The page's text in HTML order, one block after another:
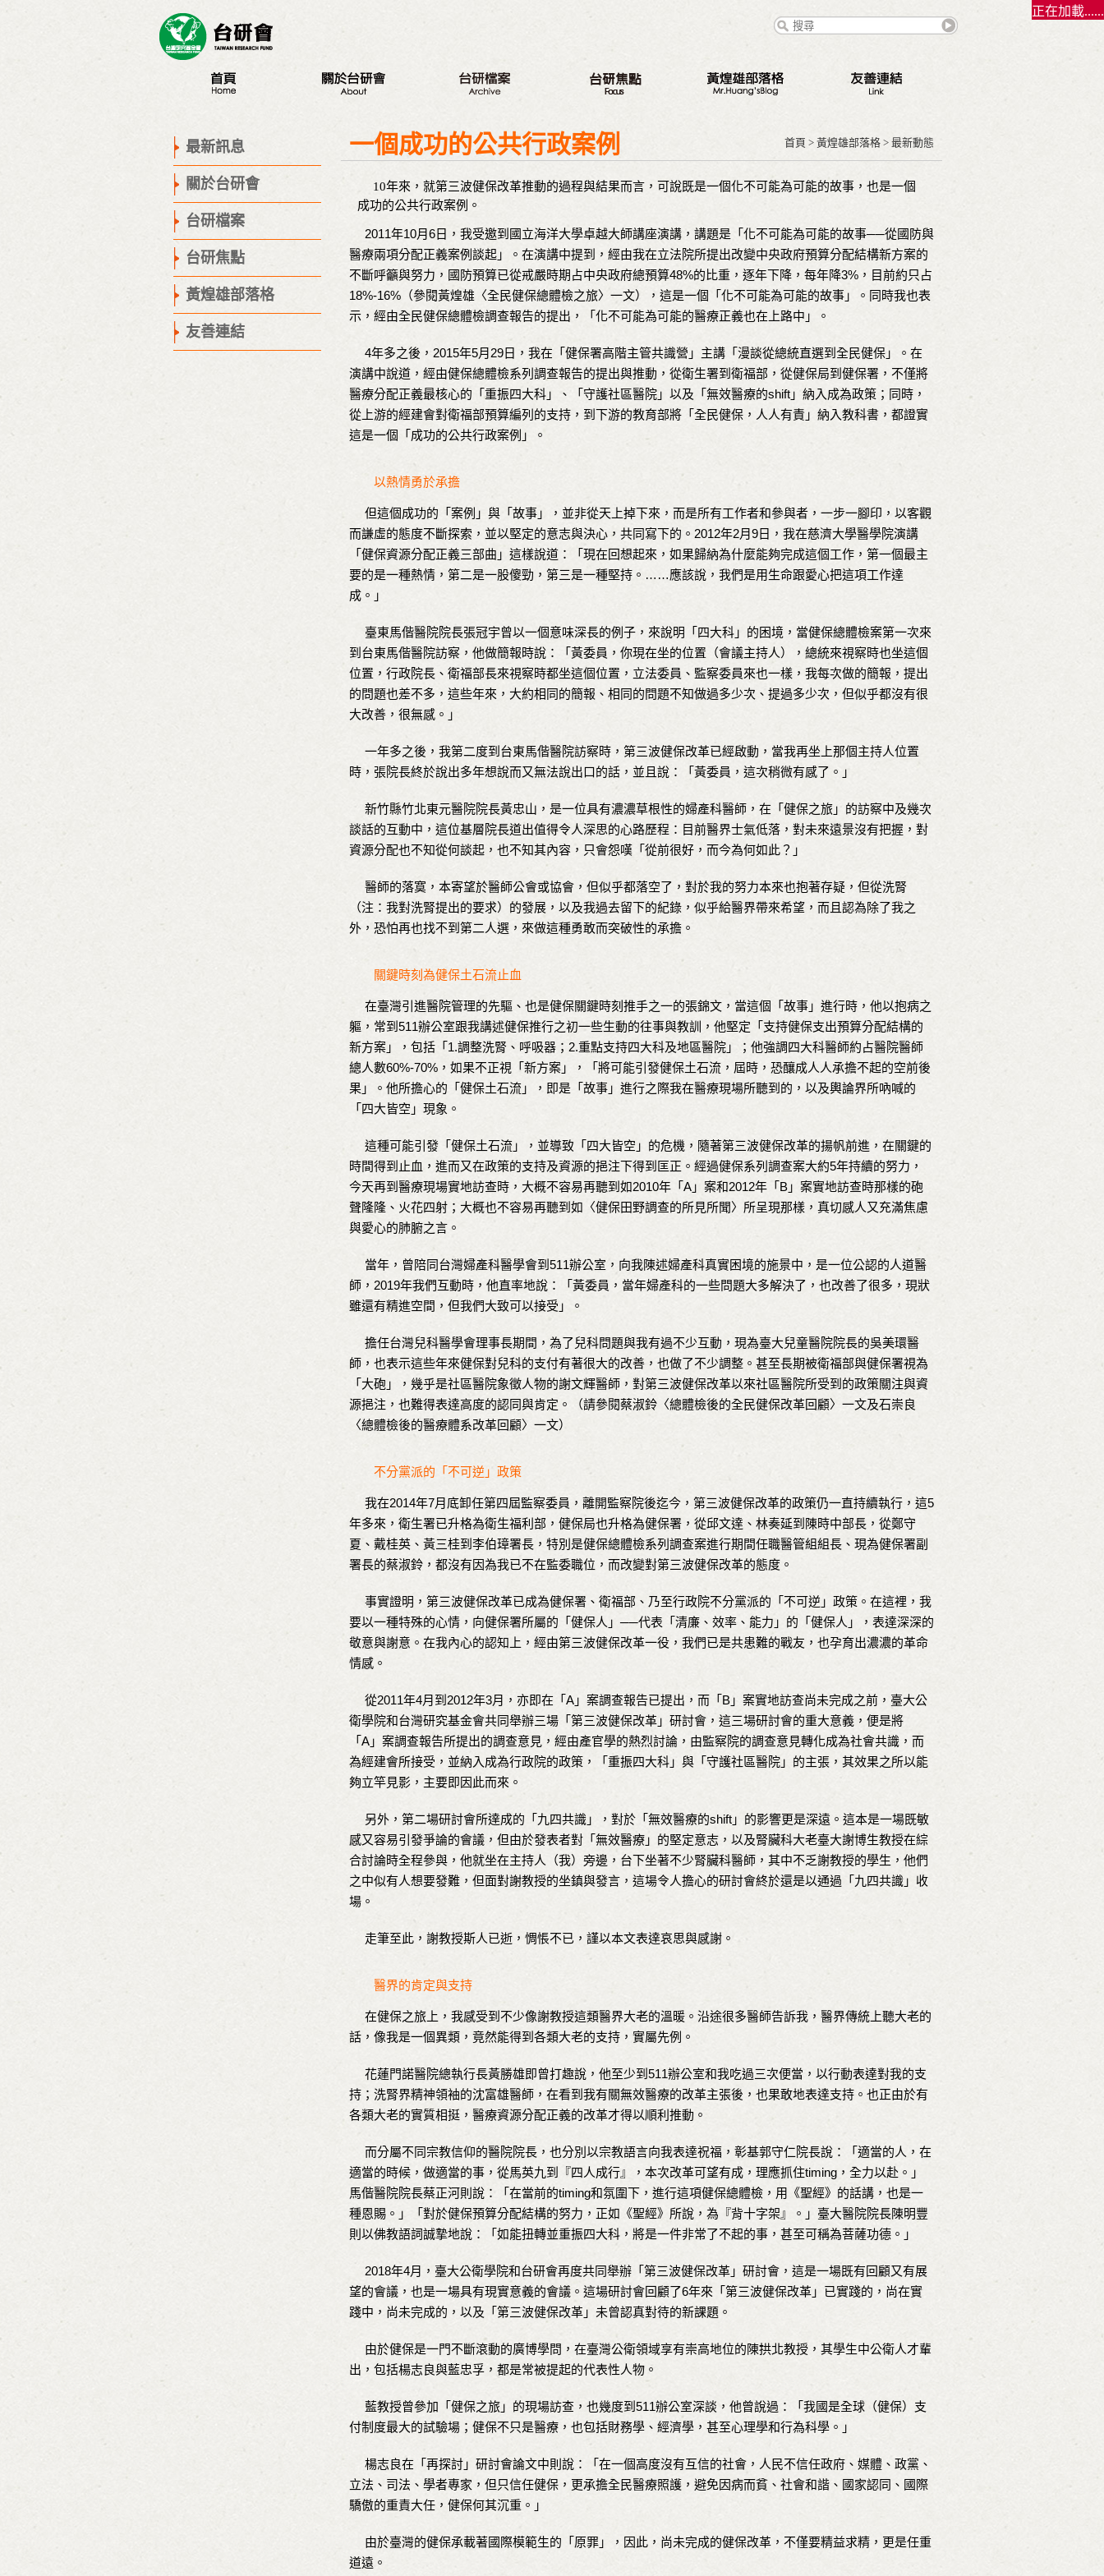
正在加載......
董事會
台研會週年活動
蔣渭水紀念活動
研討會
座談會
營隊
出版品
三代台灣人
三大調查案
從政之路
選舉記錄
與戈巴契夫之緣
最新訊息
關於台研會
台研檔案
台研焦點
黃煌雄部落格
友善連結
一個成功的公共行政案例 首頁 > 黃煌雄部落格 > 最新動態
10年來，就第三波健保改革推動的過程與結果而言，可說既是一個化不可能為可能的故事，也是一個
成功的公共行政案例。
2011年10月6日，我受邀到國立海洋大學卓越大師講座演講，講題是「化不可能為可能的故事──從國防與
醫療兩項分配正義案例談起」。在演講中提到，經由我在立法院所提出改變中央政府預算分配結構新方案的
不斷呼籲與努力，國防預算已從戒嚴時期占中央政府總預算48%的比重，逐年下降，每年降3%，目前約只占
18%-16%（參閱黃煌雄〈全民健保總體檢之旅〉一文），這是一個「化不可能為可能的故事」。同時我也表
示，經由全民健保總體檢調查報告的提出，「化不可能為可能的醫療正義也在上路中」。
4年多之後，2015年5月29日，我在「健保署高階主管共識營」主講「漫談從總統直選到全民健保」。在
演講中說道，經由健保總體檢系列調查報告的提出與推動，從衛生署到衛福部，從健保局到健保署，不僅將
醫療分配正義最核心的「重振四大科」、「守護社區醫院」以及「無效醫療的shift」納入成為政策；同時，
從上游的經建會對衛福部預算編列的支持，到下游的教育部將「全民健保，人人有責」納入教科書，都證實
這是一個「成功的公共行政案例」。
以熱情勇於承擔
但這個成功的「案例」與「故事」，並非從天上掉下來，而是所有工作者和參與者，一步一腳印，以客觀
而謙虛的態度不斷探索，並以堅定的意志與決心，共同寫下的。2012年2月9日，我在慈濟大學醫學院演講
「健保資源分配正義三部曲」這樣說道：「現在回想起來，如果歸納為什麼能夠完成這個工作，第一個最主
要的是一種熱情，第二是一股傻勁，第三是一種堅持。……應該說，我們是用生命跟愛心把這項工作達
成。」
臺東馬偕醫院院長張冠宇曾以一個意味深長的例子，來說明「四大科」的困境，當健保總體檢案第一次來
到台東馬偕醫院訪察，他做簡報時說：「黃委員，你現在坐的位置（會議主持人），總統來視察時也坐這個
位置，行政院長、衛福部長來視察時都坐這個位置，立法委員、監察委員來也一樣，我每次做的簡報，提出
的問題也差不多，這些年來，大約相同的簡報、相同的問題不知做過多少次、提過多少次，但似乎都沒有很
大改善，很無感。」
一年多之後，我第二度到台東馬偕醫院訪察時，第三波健保改革已經啟動，當我再坐上那個主持人位置
時，張院長終於說出多年想說而又無法說出口的話，並且說：「黃委員，這次稍微有感了。」
新竹縣竹北東元醫院院長黃忠山，是一位具有濃濃草根性的婦產科醫師，在「健保之旅」的訪察中及幾次
談話的互動中，這位基層院長道出值得令人深思的心路歷程：目前醫界士氣低落，對未來遠景沒有把握，對
資源分配也不知從何談起，也不知其內容，只會怨嘆「從前很好，而今為何如此？」
醫師的落寞，本寄望於醫師公會或協會，但似乎都落空了，對於我的努力本來也抱著存疑，但從洗腎
（注：我對洗腎提出的要求）的發展，以及我過去留下的紀錄，似乎給醫界帶來希望，而且認為除了我之
外，恐怕再也找不到第二人選，來做這種勇敢而突破性的承擔。
關鍵時刻為健保土石流止血
在臺灣引進醫院管理的先驅、也是健保關鍵時刻推手之一的張錦文，當這個「故事」進行時，他以抱病之
軀，常到511辦公室跟我講述健保推行之初一些生動的往事與教訓，他堅定「支持健保支出預算分配結構的
新方案」，包括「1.調整洗腎、呼吸器；2.重點支持四大科及地區醫院」；他強調四大科醫師約占醫院醫師
總人數60%-70%，如果不正視「新方案」，「將可能引發健保土石流，屆時，恐釀成人人承擔不起的空前後
果」。他所擔心的「健保土石流」，即是「故事」進行之際我在醫療現場所聽到的，以及輿論界所吶喊的
「四大皆空」現象。
這種可能引發「健保土石流」，並導致「四大皆空」的危機，隨著第三波健保改革的揚帆前進，在關鍵的
時間得到止血，進而又在政策的支持及資源的挹注下得到匡正。經過健保系列調查案大約5年持續的努力，
今天再到醫療現場實地訪查時，大概不容易再聽到如2010年「A」案和2012年「B」案實地訪查時那樣的砲
聲隆隆、火花四射；大概也不容易再聽到如〈健保田野調查的所見所聞〉所呈現那樣，真切感人又充滿焦慮
與愛心的肺腑之言。
當年，曾陪同台灣婦產科醫學會到511辦公室，向我陳述婦產科真實困境的施景中，是一位公認的人道醫
師，2019年我們互動時，他直率地說：「黃委員，當年婦產科的一些問題大多解決了，也改善了很多，現狀
雖還有精進空間，但我們大致可以接受」。
擔任台灣兒科醫學會理事長期間，為了兒科問題與我有過不少互動，現為臺大兒童醫院院長的吳美環醫
師，也表示這些年來健保對兒科的支付有著很大的改善，也做了不少調整。甚至長期被衛福部與健保署視為
「大砲」，幾乎是社區醫院象徵人物的謝文輝醫師，對第三波健保改革以來社區醫院所受到的政策關注與資
源挹注，也難得表達高度的認同與肯定。（請參閱蔡淑鈴〈總體檢後的全民健保改革回顧〉一文及石崇良
〈總體檢後的醫療體系改革回顧〉一文）
不分黨派的「不可逆」政策
我在2014年7月底卸任第四屆監察委員，離開監察院後迄今，第三波健保改革的政策仍一直持續執行，這5
年多來，衛生署已升格為衛生福利部，健保局也升格為健保署，從邱文達、林奏延到陳時中部長，從鄭守
夏、戴桂英、黃三桂到李伯璋署長，特別是健保總體檢系列調查案進行期間任職醫管組組長、現為健保署副
署長的蔡淑鈴，都沒有因為我已不在監委職位，而改變對第三波健保改革的態度。
事實證明，第三波健保改革已成為健保署、衛福部、乃至行政院不分黨派的「不可逆」政策。在這裡，我
要以一種特殊的心情，向健保署所屬的「健保人」──代表「清廉、效率、能力」的「健保人」，表達深深的
敬意與謝意。在我內心的認知上，經由第三波健保改革一役，我們已是共患難的戰友，也孕育出濃濃的革命
情感。
從2011年4月到2012年3月，亦即在「A」案調查報告已提出，而「B」案實地訪查尚未完成之前，臺大公
衛學院和台灣研究基金會共同舉辦三場「第三波健保改革」研討會，這三場研討會的重大意義，便是將
「A」案調查報告所提出的調查意見，經由產官學的熱烈討論，由監察院的調查意見轉化成為社會共識，而
為經建會所接受，並納入成為行政院的政策，「重振四大科」與「守護社區醫院」的主張，其效果之所以能
夠立竿見影，主要即因此而來。
另外，第二場研討會所達成的「九四共識」，對於「無效醫療的shift」的影響更是深遠。這本是一場既敏
感又容易引發爭論的會議，但由於發表者對「無效醫療」的堅定意志，以及腎臟科大老臺大謝博生教授在綜
合討論時全程參與，他就坐在主持人（我）旁邊，台下坐著不少腎臟科醫師，其中不乏謝教授的學生，他們
之中似有人想要發難，但面對謝教授的坐鎮與發言，這場令人擔心的研討會終於還是以通過「九四共識」收
場。
走筆至此，謝教授斯人已逝，惆悵不已，謹以本文表達哀思與感謝。
醫界的肯定與支持
在健保之旅上，我感受到不少像謝教授這類醫界大老的溫暖。沿途很多醫師告訴我，醫界傳統上聽大老的
話，像我是一個異類，竟然能得到各類大老的支持，實屬先例。
花蓮門諾醫院總執行長黃勝雄即曾打趣說，他至少到511辦公室和我吃過三次便當，以行動表達對我的支
持；洗腎界精神領袖的沈富雄醫師，在看到我有關無效醫療的改革主張後，也果敢地表達支持。也正由於有
各類大老的實質相挺，醫療資源分配正義的改革才得以順利推動。
而分屬不同宗教信仰的醫院院長，也分別以宗教語言向我表達祝福，彰基郭守仁院長說：「適當的人，在
適當的時候，做適當的事，從馬英九到『四人成行』，本次改革可望有成，理應抓住timing，全力以赴。」
馬偕醫院院長蔡正河則說：「在當前的timing和氛圍下，進行這項健保總體檢，用《聖經》的話講，也是一
種恩賜。」「對於健保預算分配結構的努力，正如《聖經》所說，為『背十字架』。」臺大醫院院長陳明豐
則以佛教語詞誠摯地說：「如能扭轉並重振四大科，將是一件非常了不起的事，甚至可稱為菩薩功德。」
2018年4月，臺大公衛學院和台研會再度共同舉辦「第三波健保改革」研討會，這是一場既有回顧又有展
望的會議，也是一場具有現實意義的會議。這場研討會回顧了6年來「第三波健保改革」已實踐的，尚在實
踐中，尚未完成的，以及「第三波健保改革」未曾認真對待的新課題。
由於健保是一門不斷滾動的廣博學問，在臺灣公衛領域享有崇高地位的陳拱北教授，其學生中公衛人才輩
出，包括楊志良與藍忠孚，都是常被提起的代表性人物。
藍教授曾參加「健保之旅」的現場訪查，也幾度到511辦公室深談，他曾說過：「我國是全球（健保）支
付制度最大的試驗場；健保不只是醫療，也包括財務學、經濟學，甚至心理學和行為科學。」
楊志良在「再探討」研討會論文中則說：「在一個高度沒有互信的社會，人民不信任政府、媒體、政黨、
立法、司法、學者專家，但只信任健保，更承擔全民醫療照護，避免因病而貧、社會和諧、國家認同、國際
驕傲的重責大任，健保何其沉重。」
由於臺灣的健保承載著國際模範生的「原罪」，因此，尚未完成的健保改革，不僅要精益求精，更是任重
道遠。